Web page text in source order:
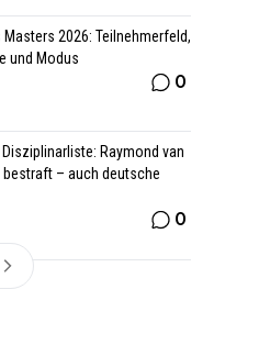
Masters 2026: Teilnehmerfeld,
und Modus
0
Raymond van
bestraft – auch deutsche
0